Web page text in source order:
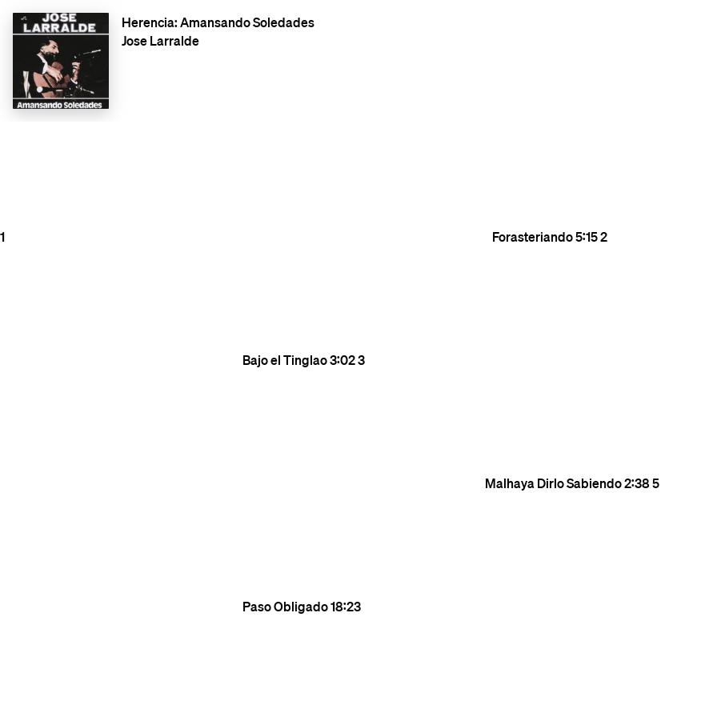
Herencia: Amansando Soledades
Jose Larralde
1 Forasteriando5:152
Bajo el Tinglao3:023
Malhaya Dirlo Sabiendo2:385
Paso Obligado18:23